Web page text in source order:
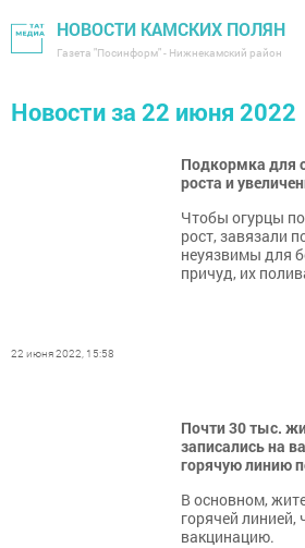
НОВОСТИ КАМСКИХ ПОЛЯН
Газета "Посинформ" - Нижнекамский район
Новости за 22 июня 2022
Подкормка для
роста и
Чтобы огурцы
рост, завязали
неуязвимы для
причуд, их
22 июня 2022, 15:58
Почти 30 тыс.
записались на
горячую линию
В основном,
горячей линией,
вакцинацию.